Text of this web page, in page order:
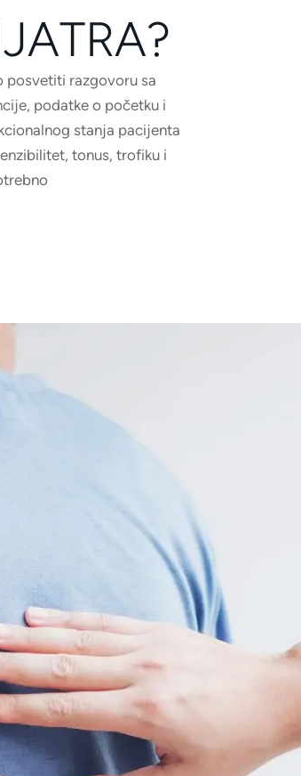
posvetiti razgovoru sa
podatke o početku i
stanja pacijenta
tonus, trofiku i